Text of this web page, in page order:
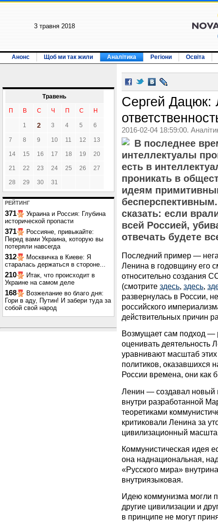
3 травня 2018
Анонс Щоб ми так жили Аналітика Регіони Освіта
Травень
П В С Ч П С Н
1 2 3 4 5 6
7 8 9 10 11 12 13
14 15 16 17 18 19 20
21 22 23 24 25 26 27
28 29 30 31
РЕЙТИНГ
371
Украина и Россия: Глубина
исторической пропасти
371
Россияне, привыкайте:
Перед вами Украина, которую вы
потеряли навсегда
312
Москвичка в Киеве: Я
старалась держаться в стороне...
210
Итак, что происходит в
Украине на самом деле
168
Возжелание во благо дня:
Гори в аду, Путин! И забери туда за
собой свой народ
Сергей
2016-02-04 18:59:00.
В последнее
интеллектуалы
есть в
проникать в
идеям
сказать: если
всей Россией,
отвечать будете
Последний пример —
Ленина в годовщину его
относительно создания
(смотрите здесь, здесь,
развернулась в России,
российского
действительных причин
Возмущает сам подход —
оценивать деятельность
уравнивают масштаб
политиков, оказавшихся
России времена, они
Ленин — создавал новый
внутри разработанной
теоретиками
критиковали Ленина за
цивилизационный
Коммунистическая идея
она наднациональная,
«Русского мира»
внутриязыковая.
Идею коммунизма могли
другие цивилизации и
в принципе не могут